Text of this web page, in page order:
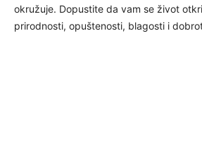
okružuje. Dopustite da vam se život
prirodnosti, opuštenosti, blagosti i